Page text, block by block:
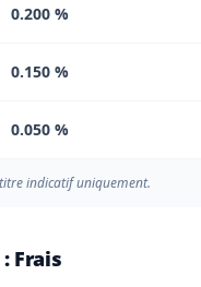
0.200 %
0.150 %
0.050 %
indicatif uniquement.
Frais